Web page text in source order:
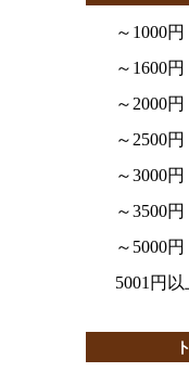
～1000円
～1600円
～2000円
～2500円
～3000円
～3500円
～5000円
5001円以